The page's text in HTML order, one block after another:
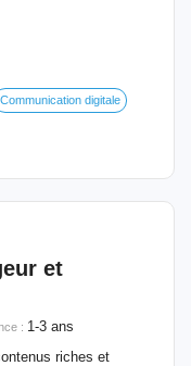
Communication digitale
et
: 1-3 ans
riches et